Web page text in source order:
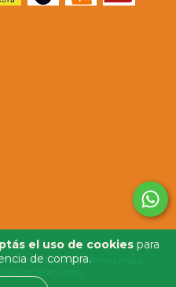
el uso de cookiespara
de compra.
Simbioze Amazônica -